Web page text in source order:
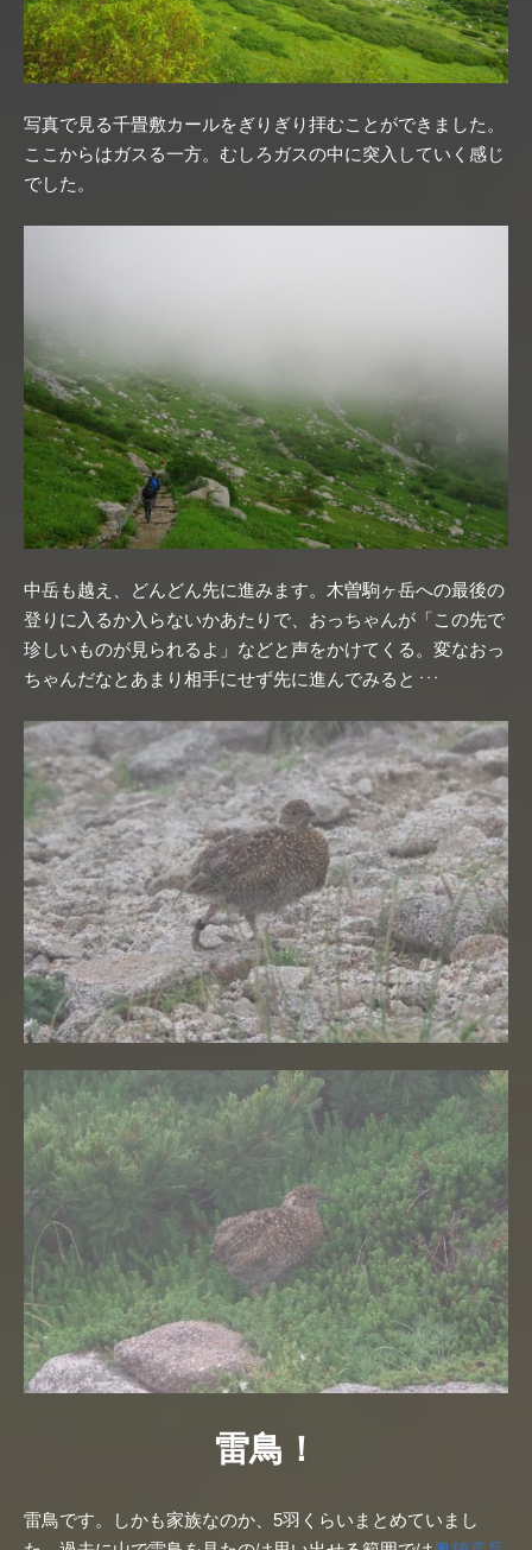
写真で見る千畳敷カールをぎりぎり拝むことができました。
ここからはガスる一方。むしろガスの中に突入していく感じ
でした。
中岳も越え、どんどん先に進みます。木曽駒ヶ岳への最後の
登りに入るか入らないかあたりで、おっちゃんが「この先で
珍しいものが見られるよ」などと声をかけてくる。変なおっ
ちゃんだなとあまり相手にせず先に進んでみると
・・・
雷鳥！
雷鳥です。しかも家族なのか、5羽くらいまとめていまし